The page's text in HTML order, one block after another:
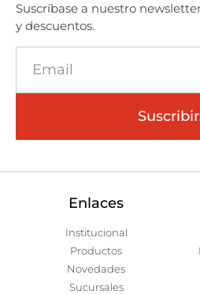
Suscríbase a nuestro
y descuentos.
Enlaces
Institucional
Productos
Novedades
Sucursales